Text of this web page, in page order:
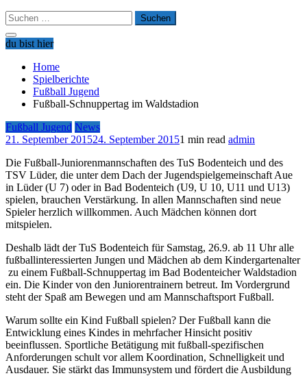
Suchen
nach:
du bist hier
Home
Spielberichte
Fußball Jugend
Fußball-Schnuppertag im Waldstadion
Fußball Jugend News
21. September 201524. September 20151 min read admin
Die Fußball-Juniorenmannschaften des TuS Bodenteich und des
TSV Lüder, die unter dem Dach der Jugendspielgemeinschaft Aue
in Lüder (U 7) oder in Bad Bodenteich (U9, U 10, U11 und U13)
spielen, brauchen Verstärkung. In allen Mannschaften sind neue
Spieler herzlich willkommen. Auch Mädchen können dort
mitspielen.
Deshalb lädt der TuS Bodenteich für Samstag, 26.9. ab 11 Uhr alle
fußballinteressierten Jungen und Mädchen ab dem Kindergartenalter
zu einem Fußball-Schnuppertag im Bad Bodenteicher Waldstadion
ein. Die Kinder von den Juniorentrainern betreut. Im Vordergrund
steht der Spaß am Bewegen und am Mannschaftsport Fußball.
Warum sollte ein Kind Fußball spielen? Der Fußball kann die
Entwicklung eines Kindes in mehrfacher Hinsicht positiv
beeinflussen. Sportliche Betätigung mit fußball-spezifischen
Anforderungen schult vor allem Koordination, Schnelligkeit und
Ausdauer. Sie stärkt das Immunsystem und fördert die Ausbildung